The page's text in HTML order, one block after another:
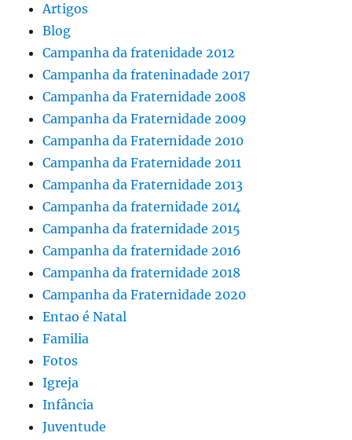
Artigos
Blog
Campanha da fratenidade 2012
Campanha da frateninadade 2017
Campanha da Fraternidade 2008
Campanha da Fraternidade 2009
Campanha da Fraternidade 2010
Campanha da Fraternidade 2011
Campanha da Fraternidade 2013
Campanha da fraternidade 2014
Campanha da fraternidade 2015
Campanha da fraternidade 2016
Campanha da fraternidade 2018
Campanha da Fraternidade 2020
Entao é Natal
Familia
Fotos
Igreja
Infância
Juventude